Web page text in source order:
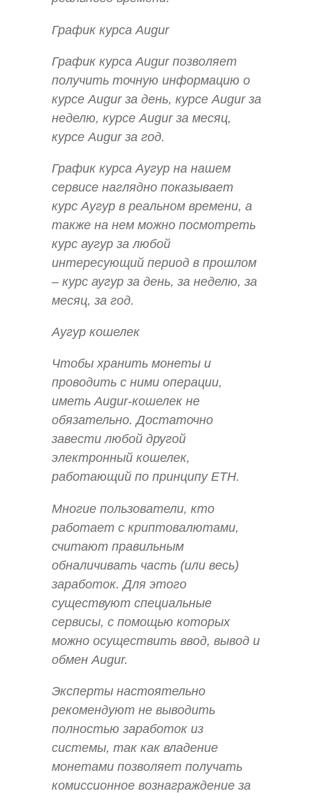
График курса Augur
График курса Augur позволяет
получить точную информацию о
курсе Augur за день, курсе Augur за
неделю, курсе Augur за месяц,
курсе Augur за год.
График курса Аугур на нашем
сервисе наглядно показывает
курс Аугур в реальном времени, а
также на нем можно посмотреть
курс аугур за любой
интересующий период в прошлом
– курс аугур за день, за неделю, за
месяц, за год.
Аугур кошелек
Чтобы хранить монеты и
проводить с ними операции,
иметь Augur-кошелек не
обязательно. Достаточно
завести любой другой
электронный кошелек,
работающий по принципу ETH.
Многие пользователи, кто
работает с криптовалютами,
считают правильным
обналичивать часть (или весь)
заработок. Для этого
существуют специальные
сервисы, с помощью которых
можно осуществить ввод, вывод и
обмен Augur.
Эксперты настоятельно
рекомендуют не выводить
полностью заработок из
системы, так как владение
монетами позволяет получать
комиссионное вознаграждение за